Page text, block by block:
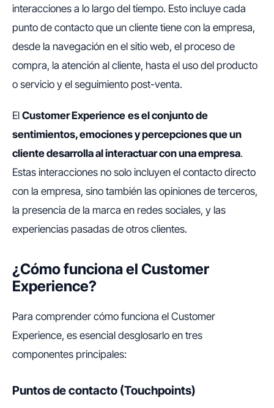
interacciones a lo largo del tiempo. Esto incluye cada
punto de contacto que un cliente tiene con la empresa,
desde la navegación en el sitio web, el proceso de
compra, la atención al cliente, hasta el uso del producto
o servicio y el seguimiento post-venta.
El Customer Experience es el conjunto de
sentimientos, emociones y percepciones que un
cliente desarrolla al interactuar con una empresa.
Estas interacciones no solo incluyen el contacto directo
con la empresa, sino también las opiniones de terceros,
la presencia de la marca en redes sociales, y las
experiencias pasadas de otros clientes.
¿Cómo funciona el Customer
Experience?
Para comprender cómo funciona el Customer
Experience, es esencial desglosarlo en tres
componentes principales:
Puntos de contacto (Touchpoints)